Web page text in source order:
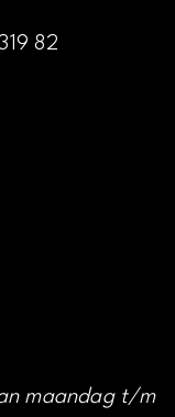
82
maandag t/m